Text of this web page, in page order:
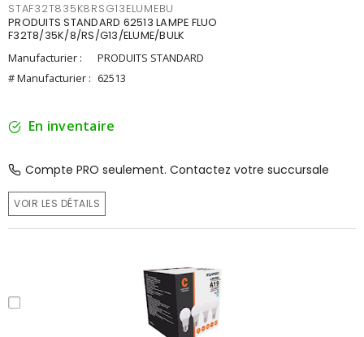
STAF32T835K8RSG13ELUMEBU
PRODUITS STANDARD 62513 LAMPE FLUO
F32T8/35K/8/RS/G13/ELUME/BULK
Manufacturier :
PRODUITS STANDARD
# Manufacturier : 62513
En inventaire
Compte PRO seulement. Contactez votre succursale
VOIR LES DÉTAILS